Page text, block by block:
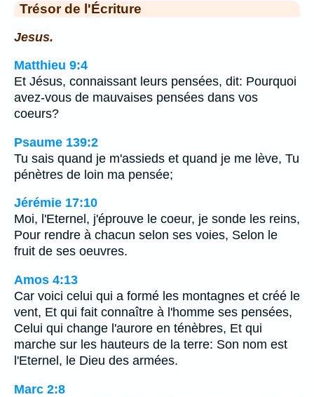
Trésor de l'Écriture
Jesus.
Matthieu 9:4
Et Jésus, connaissant leurs pensées, dit: Pourquoi
avez-vous de mauvaises pensées dans vos
coeurs?
Psaume 139:2
Tu sais quand je m'assieds et quand je me lève, Tu
pénètres de loin ma pensée;
Jérémie 17:10
Moi, l'Eternel, j'éprouve le coeur, je sonde les reins,
Pour rendre à chacun selon ses voies, Selon le
fruit de ses oeuvres.
Amos 4:13
Car voici celui qui a formé les montagnes et créé le
vent, Et qui fait connaître à l'homme ses pensées,
Celui qui change l'aurore en ténèbres, Et qui
marche sur les hauteurs de la terre: Son nom est
l'Eternel, le Dieu des armées.
Marc 2:8